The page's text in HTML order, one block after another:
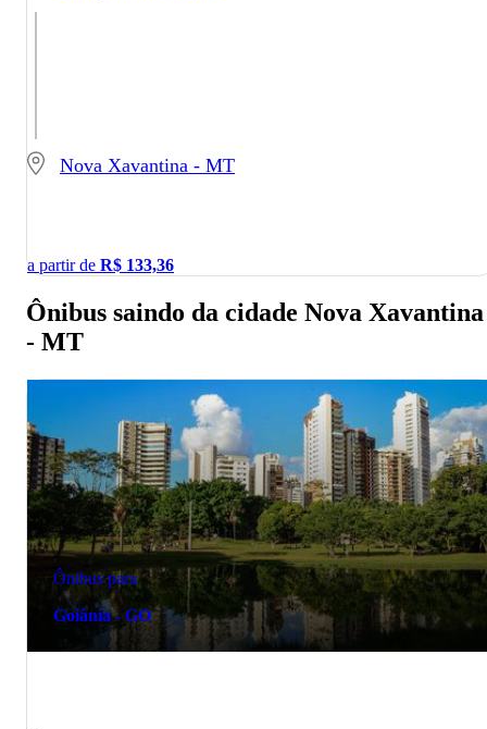
Nova Xavantina - MT
a partir de R$ 133,36
Ônibus saindo da cidade Nova Xavantina
- MT
Ônibus para
Goiânia - GO